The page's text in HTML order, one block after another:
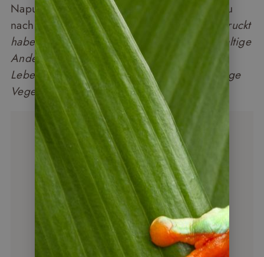
Napur-Tours-Kundin Susanne beschreibt Peru
nach ihrer Rückkehr so: „Besonders beeindruckt
haben uns die einzigartige Natur, das gewaltige
Andengebirge mit seiner traditionellen
Lebensweise und Inka-Kultur sowie die üppige
Vegetation im Regenwald.“